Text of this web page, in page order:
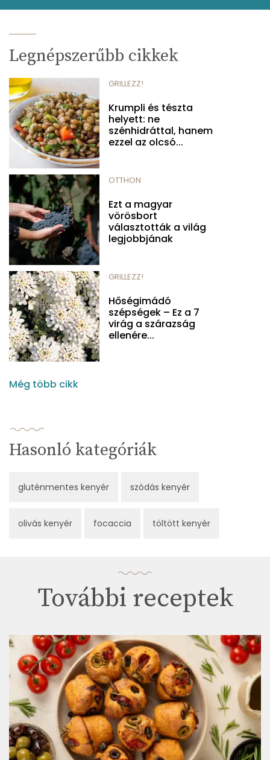
Legnépszerűbb cikkek
GRILLEZZ!
Krumpli és tészta
helyett: ne
szénhidráttal, hanem
ezzel az olcsó...
OTTHON
Ezt a magyar
vörösbort
választották a világ
legjobbjának
GRILLEZZ!
Hőségimádó
szépségek – Ez a 7
virág a szárazság
ellenére...
Még több cikk
Hasonló kategóriák
gluténmentes kenyér szódás kenyér
olivás kenyér focaccia töltött kenyér
További receptek